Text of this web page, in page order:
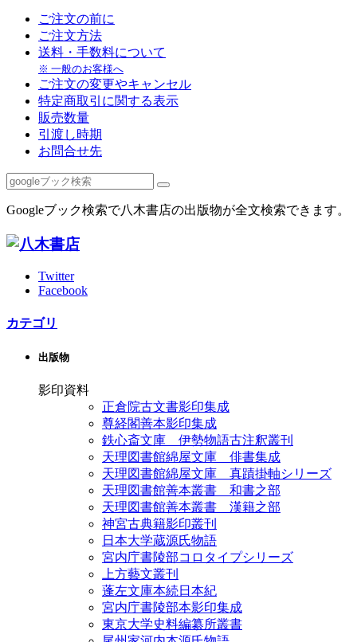
ご注文の前に
ご注文方法
送料・手数料について
※ 一般のお客様へ
ご注文の変更やキャンセル
特定商取引に関する表示
販売数量
引渡し時期
お問合せ先
Googleブック検索で八木書店の出版物が全文検索できます。
Twitter
Facebook
カテゴリ
出版物
影印資料
正倉院古文書影印集成
尊経閣善本影印集成
鉄心斎文庫 伊勢物語古注釈叢刊
天理図書館綿屋文庫 俳書集成
天理図書館綿屋文庫 真蹟掛軸シリーズ
天理図書館善本叢書 和書之部
天理図書館善本叢書 漢籍之部
神宮古典籍影印叢刊
日本大学蔵源氏物語
宮内庁書陵部コロタイプシリーズ
上方藝文叢刊
蓬左文庫本続日本紀
宮内庁書陵部本影印集成
東京大学史料編纂所叢書